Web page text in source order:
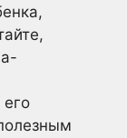
его